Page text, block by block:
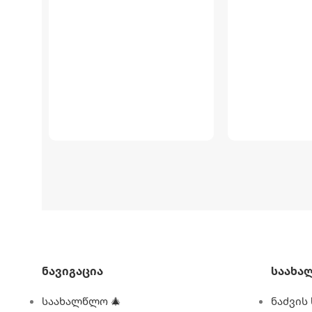
ᲐᲥᲡᲔᲡᲣᲐᲠᲔᲑᲘ ᲐᲥᲡᲔᲡᲣᲐᲠᲔᲑᲘ
ᲤᲔᲠᲘ
Ნავიგაცია
საახალწლო 🎄
ნაძვის